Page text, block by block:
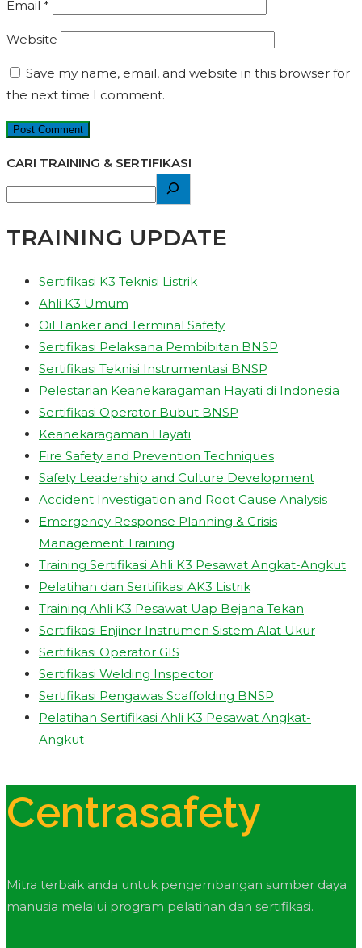
Email *
Website
Save my name, email, and website in this browser for
the next time I comment.
CARI TRAINING & SERTIFIKASI
TRAINING UPDATE
Sertifikasi K3 Teknisi Listrik
Ahli K3 Umum
Oil Tanker and Terminal Safety
Sertifikasi Pelaksana Pembibitan BNSP
Sertifikasi Teknisi Instrumentasi BNSP
Pelestarian Keanekaragaman Hayati di Indonesia
Sertifikasi Operator Bubut BNSP
Keanekaragaman Hayati
Fire Safety and Prevention Techniques
Safety Leadership and Culture Development
Accident Investigation and Root Cause Analysis
Emergency Response Planning & Crisis
Management Training
Training Sertifikasi Ahli K3 Pesawat Angkat-Angkut
Pelatihan dan Sertifikasi AK3 Listrik
Training Ahli K3 Pesawat Uap Bejana Tekan
Sertifikasi Enjiner Instrumen Sistem Alat Ukur
Sertifikasi Operator GIS
Sertifikasi Welding Inspector
Sertifikasi Pengawas Scaffolding BNSP
Pelatihan Sertifikasi Ahli K3 Pesawat Angkat-
Angkut
Centrasafety
Mitra terbaik anda untuk pengembangan sumber daya
manusia melalui program pelatihan dan sertifikasi.